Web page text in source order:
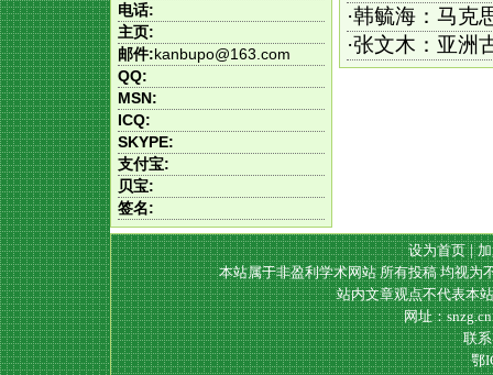
·韩毓海：马克
·张文木：亚洲
电话:
主页:
邮件:kanbupo@163.com
QQ:
MSN:
ICQ:
SKYPE:
支付宝:
贝宝:
签名:
设为首页|
本站属于非盈利学术网站 所有投稿 均视为
站内文章观点不代表本
网址：
联
鄂